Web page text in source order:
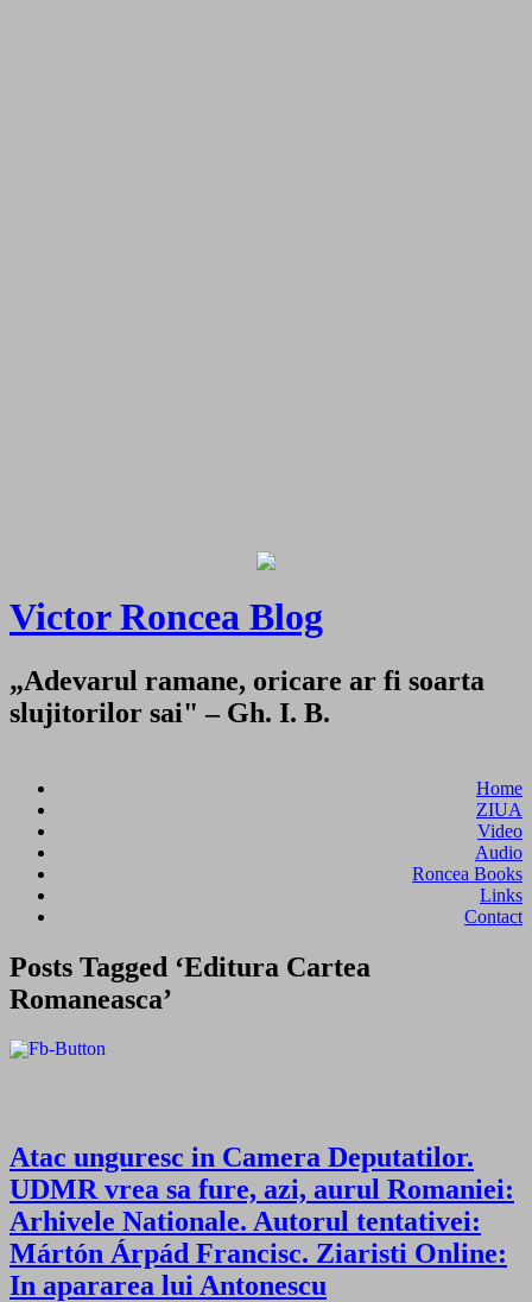
Victor Roncea Blog
„Adevarul ramane, oricare ar fi soarta
slujitorilor sai" – Gh. I. B.
Home
ZIUA
Video
Audio
Roncea Books
Links
Contact
Posts Tagged ‘Editura Cartea
Romaneasca’
Atac unguresc in Camera Deputatilor.
UDMR vrea sa fure, azi, aurul Romaniei:
Arhivele Nationale. Autorul tentativei:
Mártón Árpád Francisc. Ziaristi Online:
In apararea lui Antonescu